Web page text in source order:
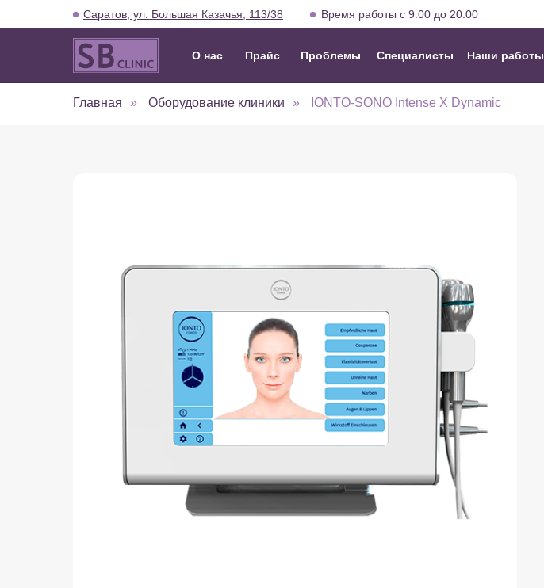
Саратов, ул. Большая Казачья, 113/38 Время работы с 9.00 до 20.00
О нас Прайс Проблемы Специалисты Наши работы
Главная » Оборудование клиники » IONTO-SONO Intense X Dynamic